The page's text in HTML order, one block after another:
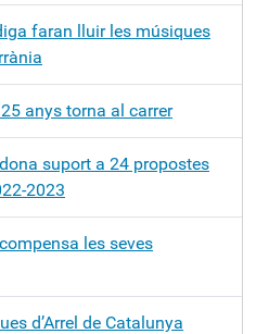
faran lluir les músiques
anys torna al carrer
suport a 24 propostes
2023
les seves
d’Arrel de Catalunya